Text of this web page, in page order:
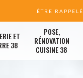
ÊTRE RAPPELÉ
ET
38
POSE,
RÉNOVATION
CUISINE 38